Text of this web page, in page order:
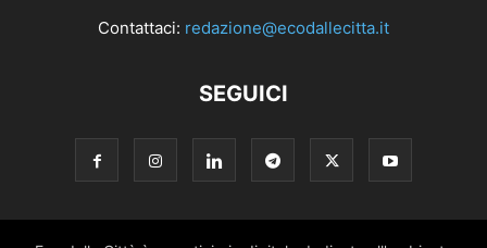
Contattaci: redazione@ecodallecitta.it
SEGUICI